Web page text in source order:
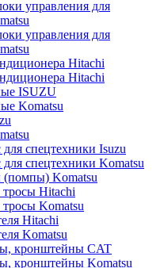
управления для
управления для
Hitachi
Hitachi
ISUZU
Komatsu
спецтехники Isuzu
спецтехники Komatsu
(помпы) Komatsu
Hitachi
Komatsu
Hitachi
Komatsu
кронштейны CAT
кронштейны Komatsu